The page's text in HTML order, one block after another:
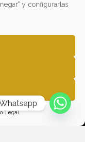
y configurarlas
Legal
marketing